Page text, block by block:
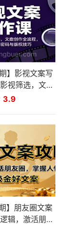
】影视文案写
视筛选，文案
解锁流量密码
3.9
】朋友圈文案
辑，激活朋友